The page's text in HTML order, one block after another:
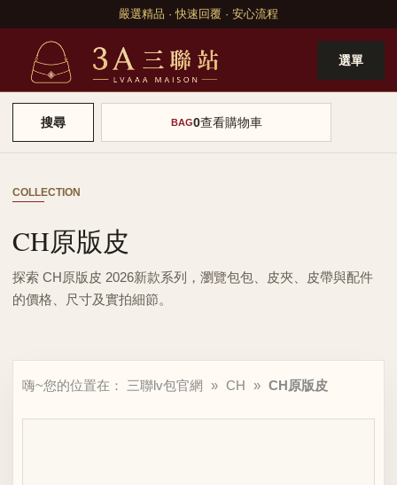
嚴選精品 · 快速回覆 · 安心流程
選單
搜尋 BAG0查看購物車
COLLECTION
CH原版皮
探索 CH原版皮 2026新款系列，瀏覽包包、皮夾、皮帶與配件
的價格、尺寸及實拍細節。
嗨~您的位置在： 三聯lv包官網 » CH » CH原版皮